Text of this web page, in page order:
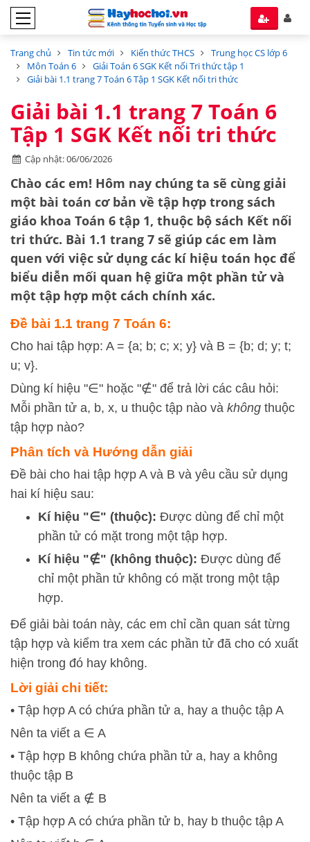
Trang chủ Tin tức mới Kiến thức THCS
Trung học CS lớp 6
Môn Toán 6
Giải Toán 6 SGK Kết nối Tri thức tập 1
Giải bài 1.1 trang 7 Toán 6 Tập 1 SGK Kết nối tri thức
Giải bài 1.1 trang 7 Toán 6
Tập 1 SGK Kết nối tri thức
Cập nhật: 06/06/2026
Chào các em! Hôm nay chúng ta sẽ cùng giải
một bài toán cơ bản về tập hợp trong sách
giáo khoa Toán 6 tập 1, thuộc bộ sách Kết nối
tri thức. Bài 1.1 trang 7 sẽ giúp các em làm
quen với việc sử dụng các kí hiệu toán học để
biểu diễn mối quan hệ giữa một phần tử và
một tập hợp một cách chính xác.
Đề bài 1.1 trang 7 Toán 6:
Cho hai tập hợp: A = {a; b; c; x; y} và B = {b; d; y; t;
u; v}.
Dùng kí hiệu "∈" hoặc "∉" để trả lời các câu hỏi:
Mỗi phần tử a, b, x, u thuộc tập nào và không thuộc
tập hợp nào?
Phân tích và Hướng dẫn giải
Đề bài cho hai tập hợp A và B và yêu cầu sử dụng
hai kí hiệu sau:
Kí hiệu "∈" (thuộc): Được dùng để chỉ một
phần tử có mặt trong một tập hợp.
Kí hiệu "∉" (không thuộc): Được dùng để
chỉ một phần tử không có mặt trong một tập
hợp.
Để giải bài toán này, các em chỉ cần quan sát từng
tập hợp và kiểm tra xem các phần tử đã cho có xuất
hiện trong đó hay không.
Lời giải chi tiết:
• Tập hợp A có chứa phần tử a, hay a thuộc tập A
Nên ta viết a ∈ A
• Tập hợp B không chứa phần tử a, hay a không
thuộc tập B
Nên ta viết a ∉ B
• Tập hợp A có chứa phần tử b, hay b thuộc tập A